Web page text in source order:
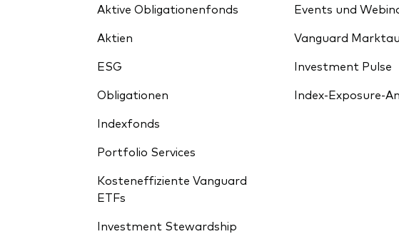
Aktive Obligationenfonds
Aktien
ESG
Obligationen
Indexfonds
Portfolio Services
Kosteneffiziente Vanguard
ETFs
Investment Stewardship
Events und
Vanguard
Investment Pulse
Index-Exposure-